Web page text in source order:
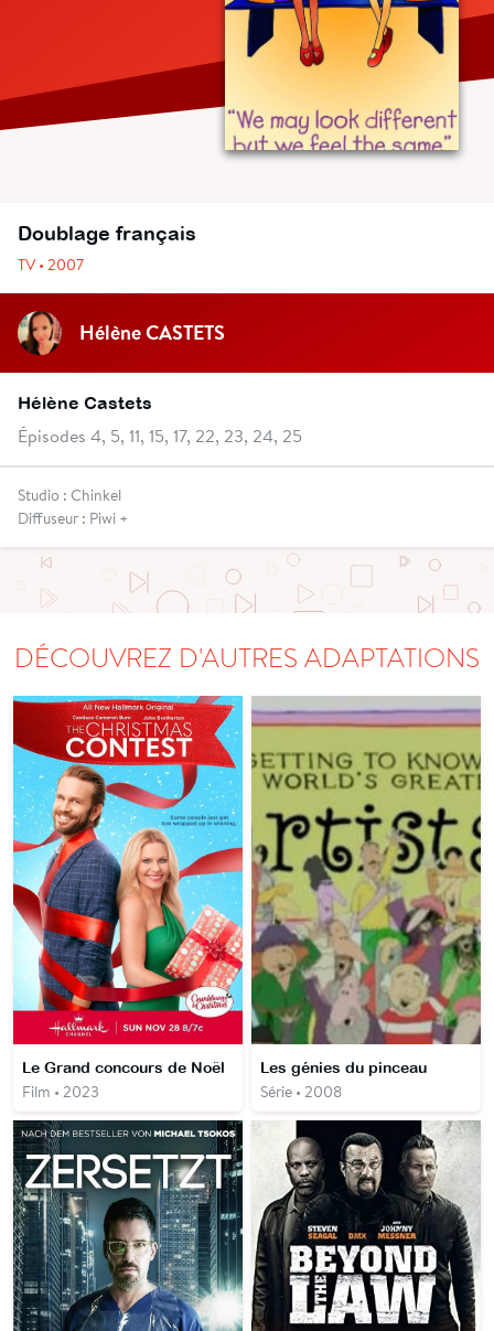
Doublage français
TV • 2007
Hélène CASTETS
Hélène Castets
Épisodes 4, 5, 11, 15, 17, 22, 23, 24, 25
Studio : Chinkel
Diffuseur : Piwi +
DÉCOUVREZ D'AUTRES ADAPTATIONS
Le Grand concours de Noël
Film • 2023
Les génies du pinceau
Série • 2008